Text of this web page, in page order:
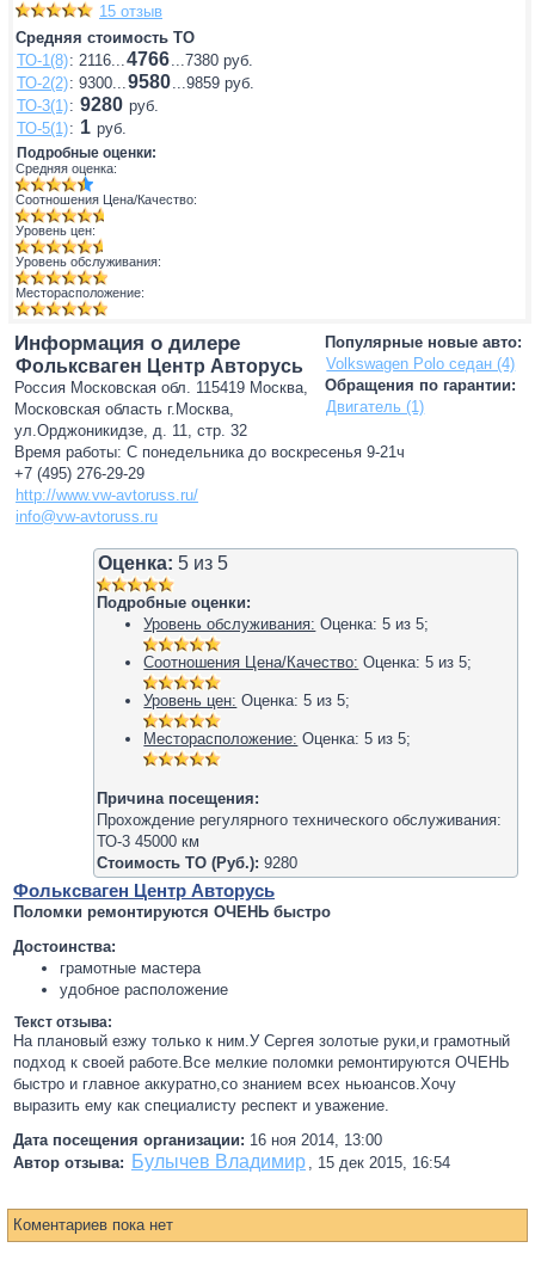
15 отзыв
Средняя стоимость ТО
ТО-1(8): 2116...4766...7380 руб.
ТО-2(2): 9300...9580...9859 руб.
ТО-3(1): 9280 руб.
ТО-5(1): 1 руб.
Подробные оценки:
Средняя оценка:
Соотношения Цена/Качество:
Уровень цен:
Уровень обслуживания:
Месторасположение:
Популярные новые авто:
Volkswagen Polo седан (4)
Обращения по гарантии:
Двигатель (1)
Информация о дилере
Фольксваген Центр Авторусь
Россия Московская обл. 115419 Москва,
Московская область г.Москва,
ул.Орджоникидзе, д. 11, стр. 32
Время работы: С понедельника до воскресенья 9-21ч
+7 (495) 276-29-29
http://www.vw-avtoruss.ru/
info@vw-avtoruss.ru
Оценка: 5 из5
Подробные оценки:
Уровень обслуживания: Оценка:5 из5;
Соотношения Цена/Качество: Оценка:5 из5;
Уровень цен: Оценка:5 из5;
Месторасположение: Оценка:5 из5;
Причина посещения:
Прохождение регулярного технического обслуживания:
ТО-3 45000 км
Стоимость ТО (Руб.): 9280
Фольксваген Центр Авторусь
Поломки ремонтируются ОЧЕНЬ быстро
Достоинства:
грамотные мастера
удобное расположение
Текст отзыва:
На плановый езжу только к ним.У Сергея золотые руки,и грамотный
подход к своей работе.Все мелкие поломки ремонтируются ОЧЕНЬ
быстро и главное аккуратно,со знанием всех ньюансов.Хочу
выразить ему как специалисту респект и уважение.
Дата посещения организации: 16 ноя 2014, 13:00
Автор отзыва: Булычев Владимир , 15 дек 2015, 16:54
Коментариев пока нет